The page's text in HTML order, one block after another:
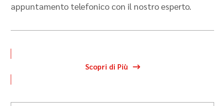
appuntamento telefonico con il nostro esperto.
Scopri di Più